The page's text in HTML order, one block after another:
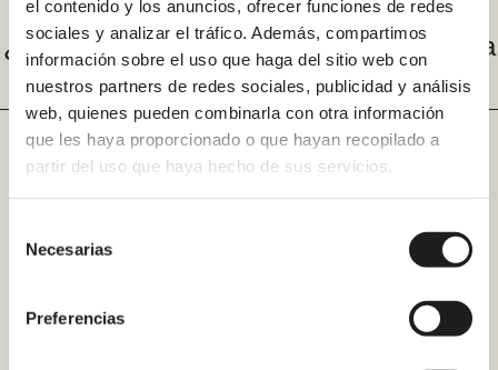
el contenido y los anuncios, ofrecer funciones de redes
sociales y analizar el tráfico. Además, compartimos
información sobre el uso que haga del sitio web con
nuestros partners de redes sociales, publicidad y análisis
web, quienes pueden combinarla con otra información
que les haya proporcionado o que hayan recopilado a
partir del uso que haya hecho de sus servicios.
Necesarias
Preferencias
¿Cuánto ahorrarías por cambiar la bañera
por plato de ducha en tu hotel?
Uno de los beneficios
principales de cambiar un baño
económico que representa.
descubre cuál sería el tuyo